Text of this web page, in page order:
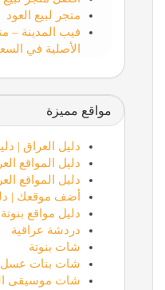
متجر لبيع العود
فيب المدينة –
الأصلية في
مواقع مميزة
دليل العراق |
دليل المواقع
دليل المواقع
أضف موقعك |
دليل مواقع بنوتة
دردشة عراقية
شات بنوتة
شات بنات عسل
شات موسيقى